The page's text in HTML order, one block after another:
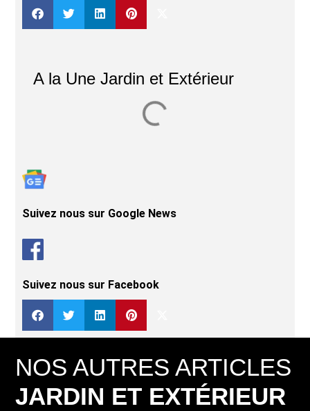
A la Une Jardin et Extérieur
Suivez nous sur Google News
Suivez nous sur Facebook
NOS AUTRES ARTICLES
JARDIN ET EXTÉRIEUR